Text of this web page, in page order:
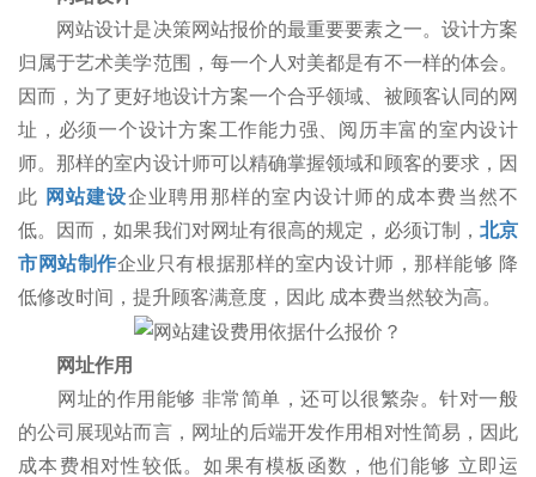
网站设计是决策网站报价的最重要要素之一。设计方案
归属于艺术美学范围，每一个人对美都是有不一样的体会。
因而，为了更好地设计方案一个合乎领域、被顾客认同的网
址，必须一个设计方案工作能力强、阅历丰富的室内设计
师。那样的室内设计师可以精确掌握领域和顾客的要求，因
此 网站建设企业聘用那样的室内设计师的成本费当然不
低。因而，如果我们对网址有很高的规定，必须订制， 北京
市网站制作企业只有根据那样的室内设计师，那样能够 降
低修改时间，提升顾客满意度，因此 成本费当然较为高。
网址作用
网址的作用能够 非常简单，还可以很繁杂。针对一般
的公司展现站而言，网址的后端开发作用相对性简易，因此
成本费相对性较低。如果有模板函数，他们能够 立即运